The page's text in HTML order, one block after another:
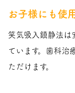
お子様にも使
笑気吸入鎮静法は
ています。歯科治
ただけます。